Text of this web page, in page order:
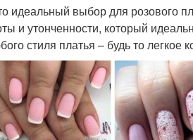
идеальный выбор для розового
и утонченности, который
стиля платья – будь то легкое